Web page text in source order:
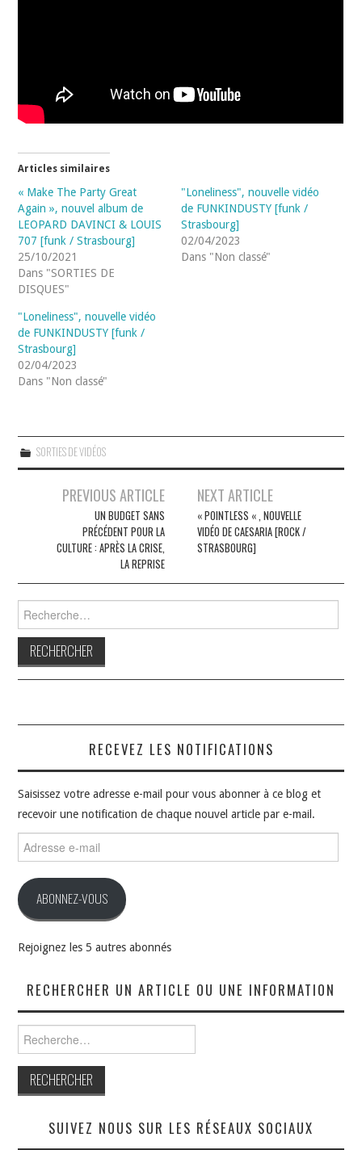
Articles similaires
« Make The Party Great
Again », nouvel album de
LEOPARD DAVINCI & LOUIS
707 [funk / Strasbourg]
25/10/2021
Dans "SORTIES DE
DISQUES"
"Loneliness", nouvelle vidéo
de FUNKINDUSTY [funk /
Strasbourg]
02/04/2023
Dans "Non classé"
"Loneliness", nouvelle vidéo
de FUNKINDUSTY [funk /
Strasbourg]
02/04/2023
Dans "Non classé"
SORTIES DE VIDÉOS
Navigation
articles
PREVIOUS ARTICLE
UN BUDGET SANS
PRÉCÉDENT POUR LA
CULTURE : APRÈS LA CRISE,
LA REPRISE
NEXT ARTICLE
« POINTLESS « , NOUVELLE
VIDÉO DE CAESARIA [ROCK /
STRASBOURG]
RECEVEZ LES NOTIFICATIONS
Saisissez votre adresse e-mail pour vous abonner à ce blog et
recevoir une notification de chaque nouvel article par e-mail.
e-
ABONNEZ-VOUS
Rejoignez les 5 autres abonnés
RECHERCHER UN ARTICLE OU UNE INFORMATION
SUIVEZ NOUS SUR LES RÉSEAUX SOCIAUX